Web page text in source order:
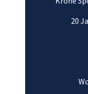
20